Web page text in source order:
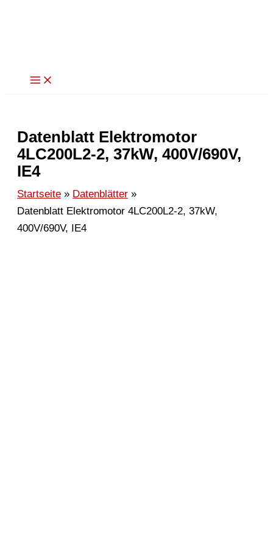
Datenblatt Elektromotor
4LC200L2-2, 37kW, 400V/690V,
IE4
Startseite
Datenblätter
Datenblatt Elektromotor 4LC200L2-2, 37kW,
400V/690V, IE4